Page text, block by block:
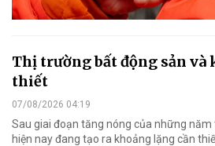
Thị trường bất động sản và
thiết
07/08/2026 04:19
Sau giai đoạn tăng nóng của những
hiện nay đang tạo ra khoảng lặng cần